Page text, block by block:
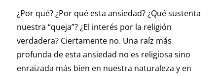
¿Por qué? ¿Por qué esta ansiedad? ¿Qué sustenta
nuestra “queja”? ¿El interés por la religión
verdadera? Ciertamente no. Una raíz más
profunda de esta ansiedad no es religiosa sino
enraizada más bien en nuestra naturaleza y en